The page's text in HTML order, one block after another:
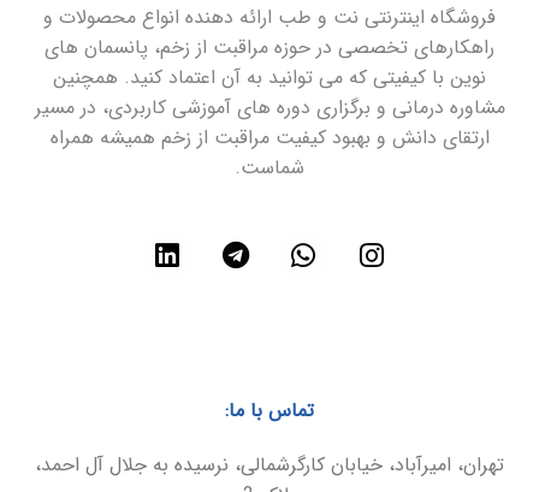
فروشگاه اینترنتی نت و طب ارائه دهنده انواع محصولات و
راهکارهای تخصصی در حوزه مراقبت از زخم، پانسمان های
نوین با کیفیتی که می توانید به آن اعتماد کنید. همچنین
مشاوره درمانی و برگزاری دوره های آموزشی کاربردی، در مسیر
ارتقای دانش و بهبود کیفیت مراقبت از زخم همیشه همراه
شماست.
تماس با ما:
تهران، امیرآباد، خیابان کارگرشمالی، نرسیده به جلال آل احمد،